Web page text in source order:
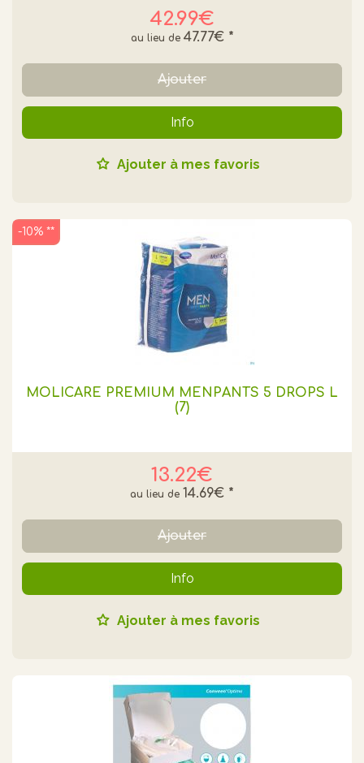
42.99€
47.77€ *
Ajouter
Info
Ajouter à mes favoris
MOLICARE PREMIUM MENPANTS 5 DROPS L
(7)
13.22€
14.69€ *
-10% **
Ajouter
Info
Ajouter à mes favoris